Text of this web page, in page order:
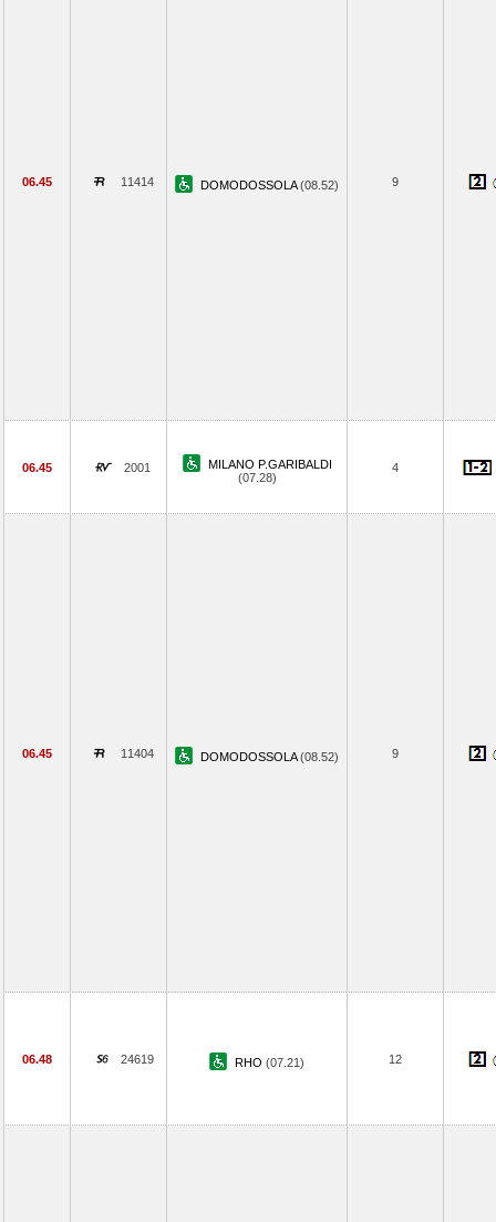
06.45 11414 DOMODOSSOLA(08.52) 9
06.45 2001
MILANO P.GARIBALDI
(07.28)
4
06.45 11404 DOMODOSSOLA(08.52) 9
06.48 24619 RHO (07.21) 12